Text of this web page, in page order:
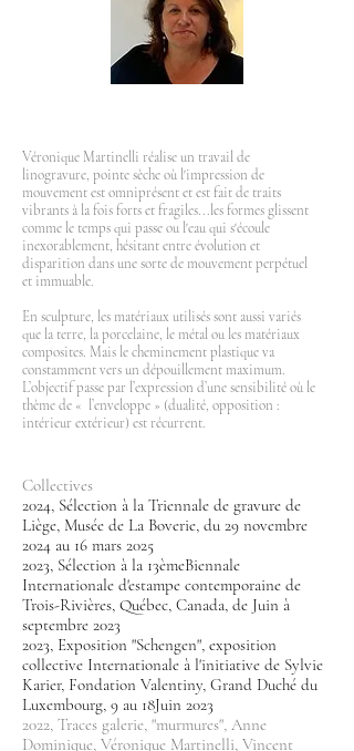
Véronique Martinelli réalise un travail de
linogravure, pointe sèche où l'impression de
mouvement est omniprésent et est fait de traits
vibrants à la fois forts et fragiles...les formes glissent
comme le temps qui passe ou l'eau qui s'écoule
inexorablement, hésitant entre évolution et
disparition dans une sorte de mouvement perpétuel
et immuable.
En sculpture, les matériaux utilisés sont aussi variés
que la terre, la porcelaine, le métal ou les matériaux
composites. Mais le cheminement plastique va
constamment vers un dépouillement maximum.
L’objectif passe par l’expression d’une sensibilité où le
thème de « l’enveloppe » (dualité, opposition :
intérieur extérieur) est récurrent.
Collectives
2024, Sélection à la Triennale de gravure de
Liège, Musée de La Boverie, du 29 novembre
2024 au 16 mars 2025
2023, Sélection à la 13èmeBiennale
Internationale d'estampe contemporaine de
Trois-Rivières, Québec, Canada, de Juin à
septembre 2023
2023, Exposition "Schengen", exposition
collective Internationale à l'initiative de Sylvie
Karier, Fondation Valentiny, Grand Duché du
Luxembourg, 9 au 18Juin 2023
2022, Traces galerie, "murmures", Anne
Dominique, Véronique Martinelli, Vincent